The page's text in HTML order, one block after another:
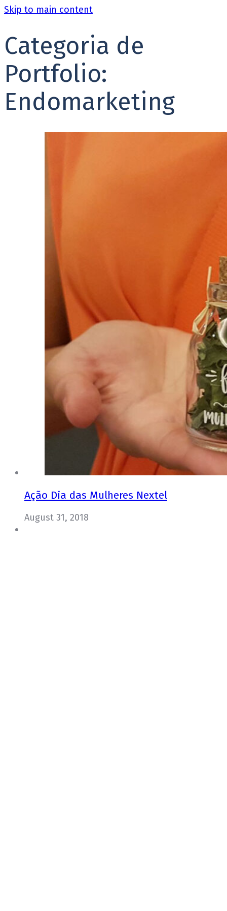
Skip to main content
Categoria de
Portfolio:
Endomarketing
Ação Dia das Mulheres Nextel
August 31, 2018